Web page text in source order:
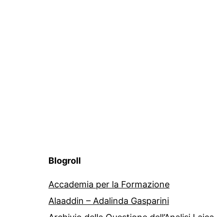
Blogroll
Accademia per la Formazione
Alaaddin – Adalinda Gasparini